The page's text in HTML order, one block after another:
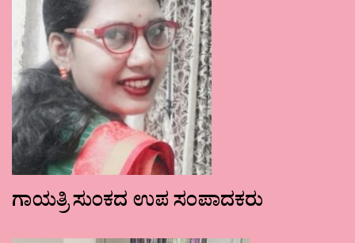
ಗಾಯತ್ರಿ ಸುಂಕದ ಉಪ ಸಂಪಾದಕರು